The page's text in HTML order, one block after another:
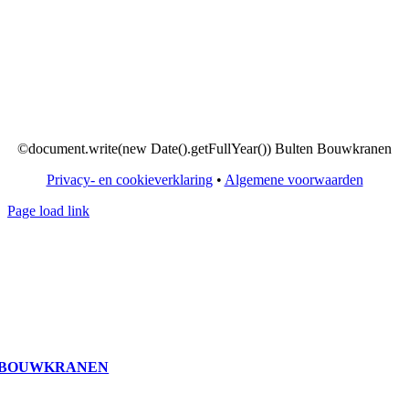
©document.write(new Date().getFullYear()) Bulten Bouwkranen
Privacy- en cookieverklaring• Algemene voorwaarden
Page load link